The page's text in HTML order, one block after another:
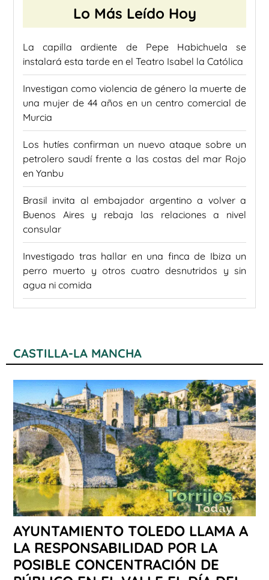
Lo Más Leído Hoy
La capilla ardiente de Pepe Habichuela se
instalará esta tarde en el Teatro Isabel la Católica
Investigan como violencia de género la muerte de
una mujer de 44 años en un centro comercial de
Murcia
Los hutíes confirman un nuevo ataque sobre un
petrolero saudí frente a las costas del mar Rojo
en Yanbu
Brasil invita al embajador argentino a volver a
Buenos Aires y rebaja las relaciones a nivel
consular
Investigado tras hallar en una finca de Ibiza un
perro muerto y otros cuatro desnutridos y sin
agua ni comida
CASTILLA-LA MANCHA
AYUNTAMIENTO TOLEDO LLAMA A
LA RESPONSABILIDAD POR LA
POSIBLE CONCENTRACIÓN DE